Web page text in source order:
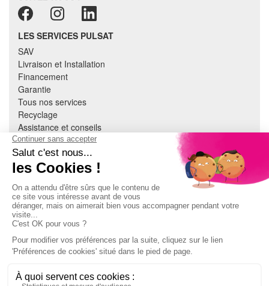
LES SERVICES PULSAT
SAV
Livraison et Installation
Financement
Garantie
Tous nos services
Recyclage
Assistance et conseils
Cuisine équipée
Literie
Nous contacter
À PROPOS
CGV
Mentions légales
Données personnelles
Devenir adhérent
EN SAVOIR PLUS